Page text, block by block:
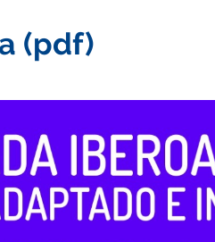
(pdf)